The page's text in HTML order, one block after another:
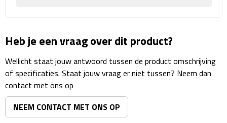
Paspoorthouders
Auto Accessoires
Auto luchtverfrissers
Heb je een vraag over dit product?
Wellicht staat jouw antwoord tussen de product omschrijving
of specificaties. Staat jouw vraag er niet tussen? Neem dan
contact met ons op
NEEM CONTACT MET ONS OP